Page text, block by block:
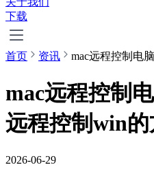
下载
首页 资讯 mac远程控制电
mac远程控制
远程控制win
2026-06-29